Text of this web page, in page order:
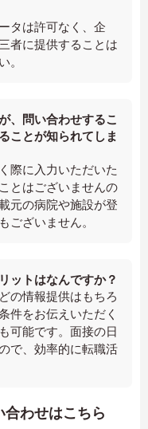
タは許可なく、企
者に提供することは
。
、問い合わせするこ
ことが知られてしま
際に入力いただいた
とはございませんの
元の病院や施設が登
ございません。
ットはなんですか？
の情報提供はもちろ
件をお伝えいただく
可能です。面接の日
で、効率的に転職活
合わせはこちら